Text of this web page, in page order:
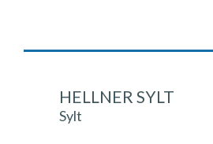
HELLNER SYLT
Sylt